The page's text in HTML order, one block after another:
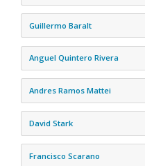
Guillermo Baralt
Anguel Quintero Rivera
Andres Ramos Mattei
David Stark
Francisco Scarano